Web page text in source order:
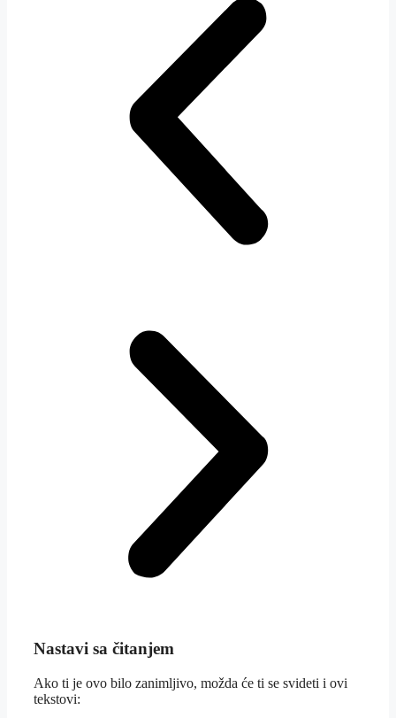
Nastavi sa čitanjem
Ako ti je ovo bilo zanimljivo, možda će ti se svideti i ovi
tekstovi: